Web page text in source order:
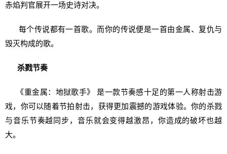
赤焰判官展开一场史诗对决。
每个传说都有一首歌。而你的传说便是一首由金属、复仇与
毁灭构成的歌。
杀戮节奏
《重金属：地狱歌手》 是一款节奏感十足的第一人称射击游
戏，你可以随着节拍射击，获得更加震撼的游戏体验。你的杀戮
与音乐节奏越同步，音乐就会变得越激昂，你造成的破坏也越
大。